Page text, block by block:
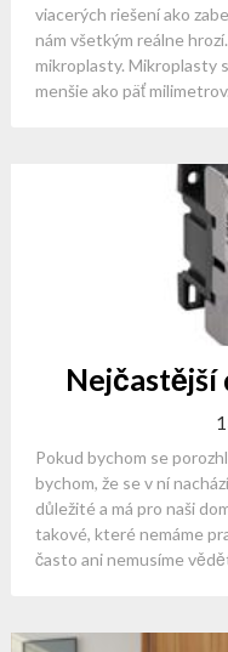
viacerých riešení ako
nám všetkým reálne
mikroplasty. Mikroplasty
menšie ako päť
Pokud bychom se
bychom, že se v ní
důležité a má pro naši
takové, které nemáme
často ani nemusíme